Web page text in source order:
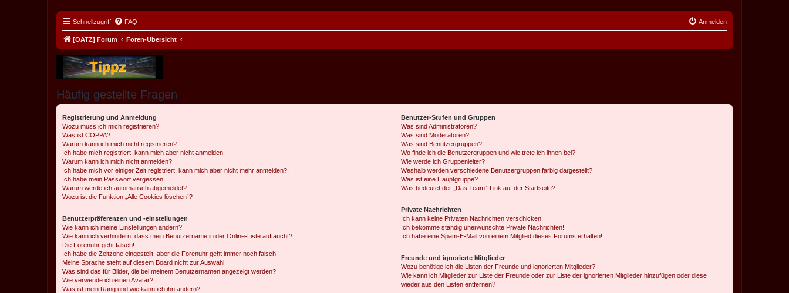
Schnellzugriff FAQ Anmelden
[OATZ] Forum Foren-Übersicht
Häufig gestellte Fragen
Registrierung und Anmeldung
Wozu muss ich mich registrieren?
Was ist COPPA?
Warum kann ich mich nicht registrieren?
Ich habe mich registriert, kann mich aber nicht anmelden!
Warum kann ich mich nicht anmelden?
Ich habe mich vor einiger Zeit registriert, kann mich aber nicht mehr anmelden?!
Ich habe mein Passwort vergessen!
Warum werde ich automatisch abgemeldet?
Wozu ist die Funktion „Alle Cookies löschen“?
Benutzerpräferenzen und -einstellungen
Wie kann ich meine Einstellungen ändern?
Wie kann ich verhindern, dass mein Benutzername in der Online-Liste auftaucht?
Die Forenuhr geht falsch!
Ich habe die Zeitzone eingestellt, aber die Forenuhr geht immer noch falsch!
Meine Sprache steht auf diesem Board nicht zur Auswahl!
Was sind das für Bilder, die bei meinem Benutzernamen angezeigt werden?
Wie verwende ich einen Avatar?
Was ist mein Rang und wie kann ich ihn ändern?
Benutzer-Stufen und Gruppen
Was sind Administratoren?
Was sind Moderatoren?
Was sind Benutzergruppen?
Wo finde ich die Benutzergruppen und wie trete ich ihnen bei?
Wie werde ich Gruppenleiter?
Weshalb werden verschiedene Benutzergruppen farbig dargestellt?
Was ist eine Hauptgruppe?
Was bedeutet der „Das Team“-Link auf der Startseite?
Private Nachrichten
Ich kann keine Privaten Nachrichten verschicken!
Ich bekomme ständig unerwünschte Private Nachrichten!
Ich habe eine Spam-E-Mail von einem Mitglied dieses Forums erhalten!
Freunde und ignorierte Mitglieder
Wozu benötige ich die Listen der Freunde und ignorierten Mitglieder?
Wie kann ich Mitglieder zur Liste der Freunde oder zur Liste der ignorierten Mitglieder hinzufügen oder diese
wieder aus den Listen entfernen?